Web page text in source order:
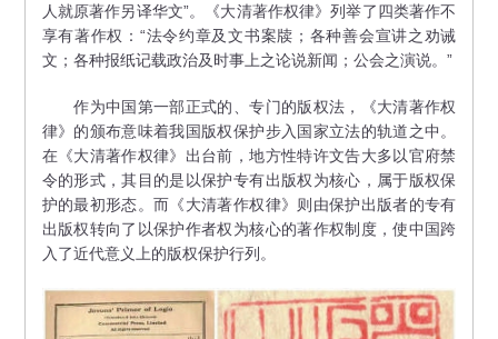
人就原著作另译华文”。《大清著作权律》列举了四类著作不
享有著作权：“法令约章及文书案牍；各种善会宣讲之劝诫
文；各种报纸记载政治及时事上之论说新闻；公会之演说。”
作为中国第一部正式的、专门的版权法，《大清著作权
律》的颁布意味着我国版权保护步入国家立法的轨道之中。
在《大清著作权律》出台前，地方性特许文告大多以官府禁
令的形式，其目的是以保护专有出版权为核心，属于版权保
护的最初形态。而《大清著作权律》则由保护出版者的专有
出版权转向了以保护作者权为核心的著作权制度，使中国跨
入了近代意义上的版权保护行列。